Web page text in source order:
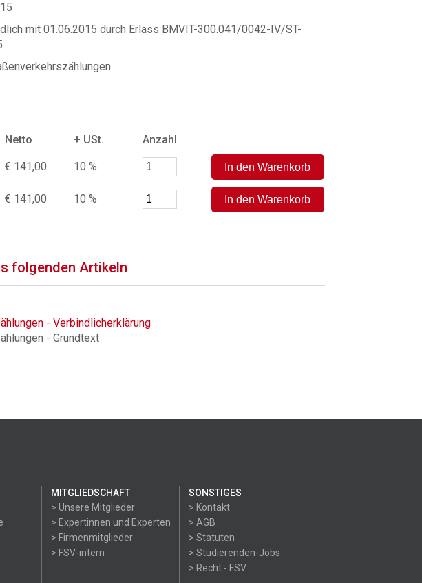
mit 01.06.2015 durch Erlass BMVIT-300.041/0042-IV/ST-
Netto + USt. Anzahl
€ 141,00 10 %
€ 141,00 10 %
folgenden Artikeln
- Verbindlicherklärung
- Grundtext
MITGLIEDSCHAFT
> Unsere Mitglieder
> Expertinnen und Experten
> Firmenmitglieder
> FSV-intern
SONSTIGES
> Kontakt
> AGB
> Statuten
> Studierenden-Jobs
> Recht - FSV